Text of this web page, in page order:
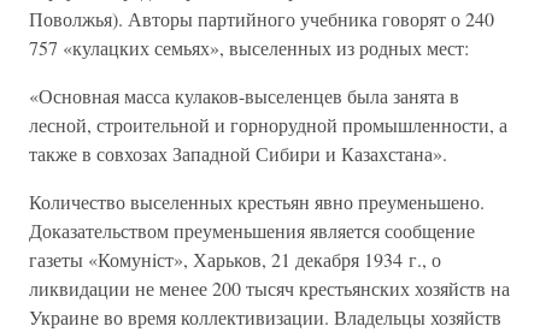
Поволжья). Авторы партийного учебника говорят о 240
757 «кулацких семьях», выселенных из родных мест:
«Основная масса кулаков-выселенцев была занята в
лесной, строительной и горнорудной промышленности, а
также в совхозах Западной Сибири и Казахстана».
Количество выселенных крестьян явно преуменьшено.
Доказательством преуменьшения является сообщение
газеты «Комунiст», Харьков, 21 декабря 1934 г., о
ликвидации не менее 200 тысяч крестьянских хозяйств на
Украине во время коллективизации. Владельцы хозяйств